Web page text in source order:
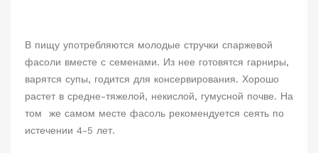
В пищу употребляются молодые стручки спаржевой
фасоли вместе с семенами. Из нее готовятся гарниры,
варятся супы, годится для консервирования. Хорошо
растет в средне-тяжелой, некислой, гумусной почве. На
том же самом месте фасоль рекомендуется сеять по
истечении 4-5 лет.